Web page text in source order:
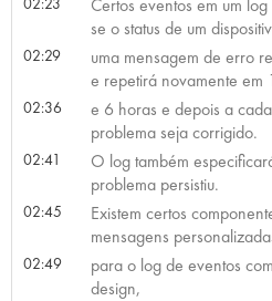
Certos eventos em um
se o status de um
02:29
uma mensagem de erro
e repetirá novamente em
02:36
e 6 horas e depois a
problema seja corrigido.
02:41
O log também
problema persistiu.
02:45
Existem certos
mensagens
02:49
para o log de eventos
design,